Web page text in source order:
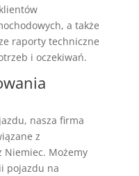
a także
raporty techniczne
i oczekiwań.
nasza firma
z
Niemiec. Możemy
pojazdu na